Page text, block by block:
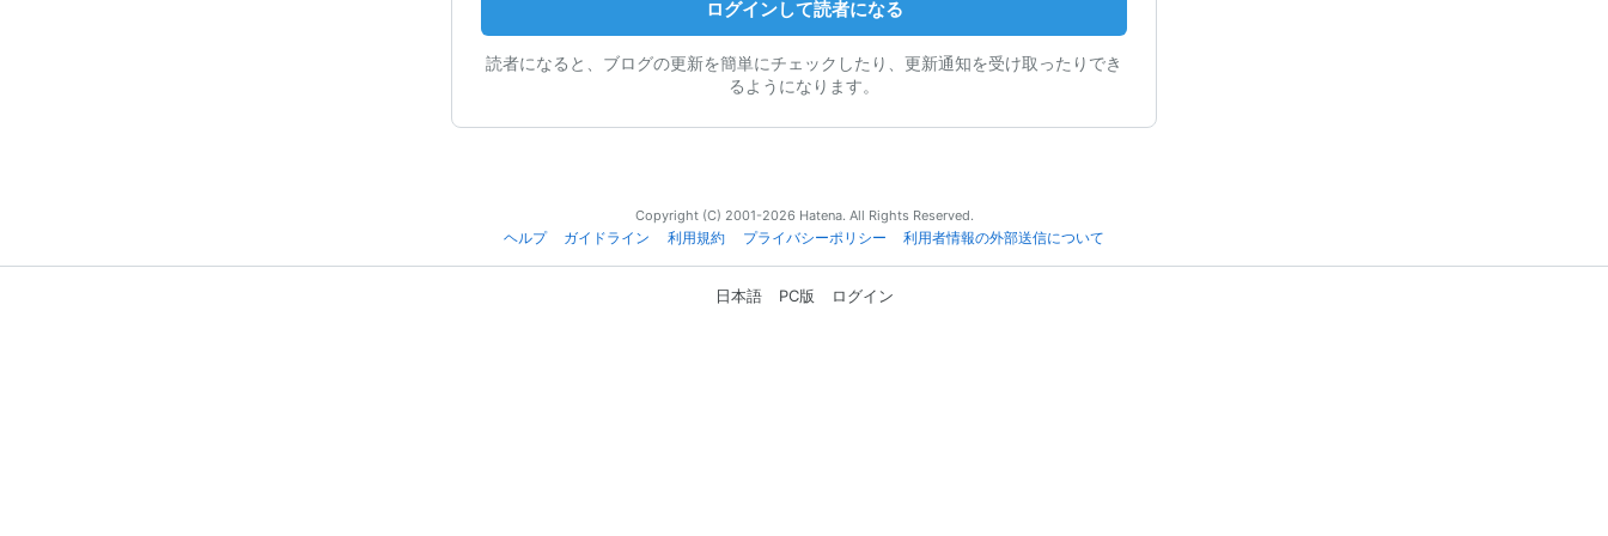
ログインして読者になる
読者になると、ブログの更新を簡単にチェックしたり、更新通知を受け取ったりでき
るようになります。
Copyright (C) 2001-2026 Hatena. All Rights Reserved.
ヘルプ
ガイドライン 利用規約 プライバシーポリシー 利用者情報の外部送信について
日本語 PC版 ログイン